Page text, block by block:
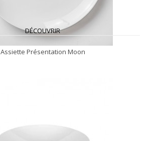
DÉCOUVRIR
Assiette Présentation Moon